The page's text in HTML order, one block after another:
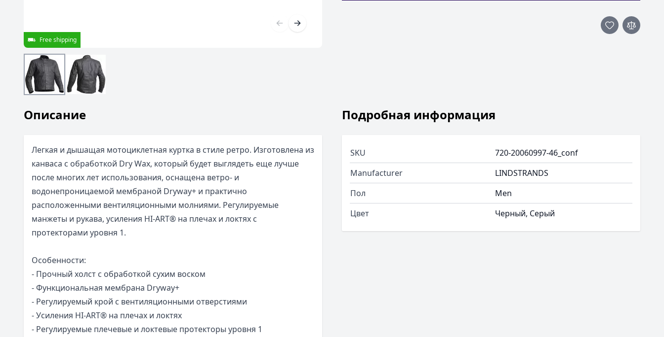
Free shipping
Описание
Легкая и дышащая мотоциклетная куртка в стиле ретро. Изготовлена из
канваса с обработкой Dry Wax, который будет выглядеть еще лучше
после многих лет использования, оснащена ветро- и
водонепроницаемой мембраной Dryway+ и практично
расположенными вентиляционными молниями. Регулируемые
манжеты и рукава, усиления HI-ART® на плечах и локтях с
протекторами уровня 1.
Особенности:
- Прочный холст с обработкой сухим воском
- Функциональная мембрана Dryway+
- Регулируемый крой с вентиляционными отверстиями
- Усиления HI-ART® на плечах и локтях
- Регулируемые плечевые и локтевые протекторы уровня 1
Подробная информация
SKU
720-20060997-46_conf
Manufacturer
LINDSTRANDS
Пол
Men
Цвет
Черный, Серый